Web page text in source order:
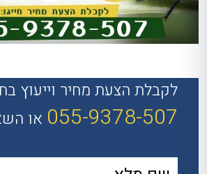
לקבלת הצעת מחיר וייעוץ
055-9378-507 או